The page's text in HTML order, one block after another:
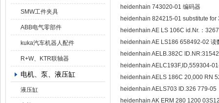
SMW工件夹具
ABB电气零部件
kuka汽车机器人配件
R+W、KTR联轴器
电机、泵、液压缸
液压缸
heidenhain 743020-01 编码器
heidenhain 824215-01 substitute
heidenhain AE LS 106C id.Nr.：
heidenhain AE LS186 658492-02 读
heidenhain AELB.382C
heidenhain AELC193F,ID,559304-
heidenhain AELS 186C 20,000 RN
heidenhain AELS703 ID.326 779-05
heidenhain AK ERM 280 1200